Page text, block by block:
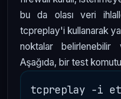
bu da olası veri
tcpreplay'i kullanarak
noktalar belirlenebilir
Aşağıda, bir test